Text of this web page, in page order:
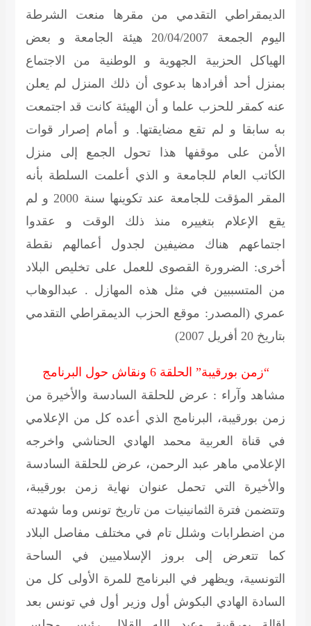
الديمقراطي التقدمي من مقرها منعت الشرطة
اليوم الجمعة 20/04/2007 هيئة الجامعة و بعض
الهياكل الحزبية الجهوية و الوطنية من الاجتماع
بمنزل أحد أفرادها بدعوى أن ذلك المنزل لم يعلن
عنه كمقر للحزب علما و أن الهيئة كانت قد اجتمعت
به سابقا و لم تقع مضايقتها. و أمام إصرار قوات
الأمن على موقفها هذا تحول الجمع إلى منزل
الكاتب العام للجامعة و الذي أعلمت السلطة بأنه
المقر المؤقت للجامعة عند تكوينها سنة 2000 و لم
يقع الإعلام بتغييره منذ ذلك الوقت و عقدوا
اجتماعهم هناك مضيفين لجدول أعمالهم نقطة
أخرى: الضرورة القصوى للعمل على تخليص البلاد
من المتسببين في مثل هذه المهازل . عبدالوهاب
عمري(المصدر: موقع الحزب الديمقراطي التقدمي
بتاريخ 20 أفريل 2007)
“زمن بورقيبة” الحلقة 6 ونقاش حول البرنامج
مشاهد وآراء : عرض للحلقة السادسة والأخيرة من
زمن بورقيبة، البرنامج الذي أعده كل من الإعلامي
في قناة العربية محمد الهادي الحناشي واخرجه
الإعلامي ماهر عبد الرحمن، عرض للحلقة السادسة
والأخيرة التي تحمل عنوان نهاية زمن بورقيبة،
وتتضمن فترة الثمانينيات من تاريخ تونس وما شهدته
من اضطرابات وشلل تام في مختلف مفاصل البلاد
كما تتعرض إلى بروز الإسلاميين في الساحة
التونسية، ويظهر في البرنامج للمرة الأولى كل من
السادة الهادي البكوش أول وزير أول في تونس بعد